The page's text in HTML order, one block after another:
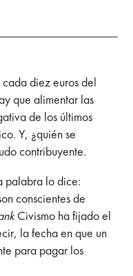
diez euros del
que alimentar las
de los últimos
Y, ¿quién se
contribuyente.
palabra lo dice:
conscientes de
Civismo ha fijado el
la fecha en que un
para pagar los